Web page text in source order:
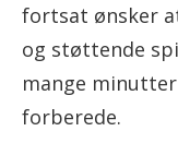
fortsat ønsker
og støttende
mange
forberede.